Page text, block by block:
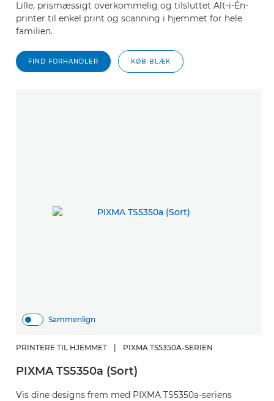
Lille, prismæssigt overkommelig og tilsluttet Alt-i-Én-
printer til enkel print og scanning i hjemmet for hele
familien.
FIND FORHANDLER KØB BLÆK
Sammenlign
PRINTERE TIL HJEMMET PIXMA TS5350A-SERIEN
PIXMA TS5350a (Sort)
Vis dine designs frem med PIXMA TS5350a-seriens